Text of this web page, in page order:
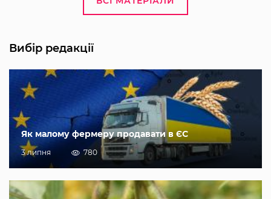
Вибір редакції
Як малому фермеру продавати в ЄС
3 липня 780